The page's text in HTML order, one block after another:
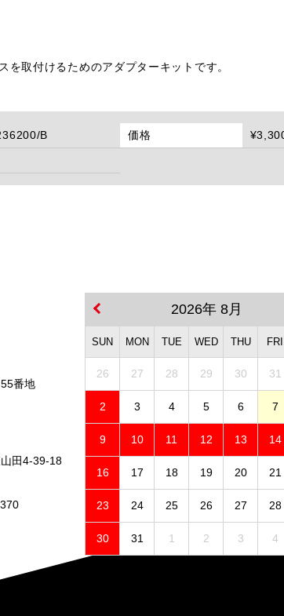
取付けるためのアダプターキットです。
B 価格
番地
田4-39-18
2026年 8月
SUN MON TUE WED THU FRI
26 27 28 29 30 31
2 3 4 5 6 7
9 10 11 12 13 14
16 17 18 19 20 21
23 24 25 26 27 28
30 31 1 2 3 4